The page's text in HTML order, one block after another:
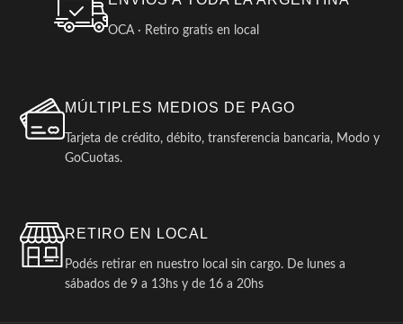
OCA · Retiro gratis en local
MÚLTIPLES MEDIOS DE PAGO
Tarjeta de crédito, débito, transferencia bancaria, Modo y
GoCuotas.
RETIRO EN LOCAL
Podés retirar en nuestro local sin cargo. De lunes a
sábados de 9 a 13hs y de 16 a 20hs